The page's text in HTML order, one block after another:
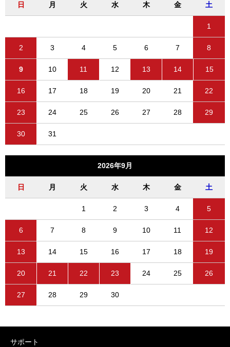
日 月 火 水 木 金 土
1
2 3 4 5 6 7 8
9 10 11 12 13 14 15
16 17 18 19 20 21 22
23 24 25 26 27 28 29
30 31
2026年9月
日 月 火 水 木 金 土
1 2 3 4 5
6 7 8 9 10 11 12
13 14 15 16 17 18 19
20 21 22 23 24 25 26
27 28 29 30
サポート